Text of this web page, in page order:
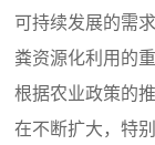
可持续发展的需
粪资源化利用的重
根据农业政策的
在不断扩大，特